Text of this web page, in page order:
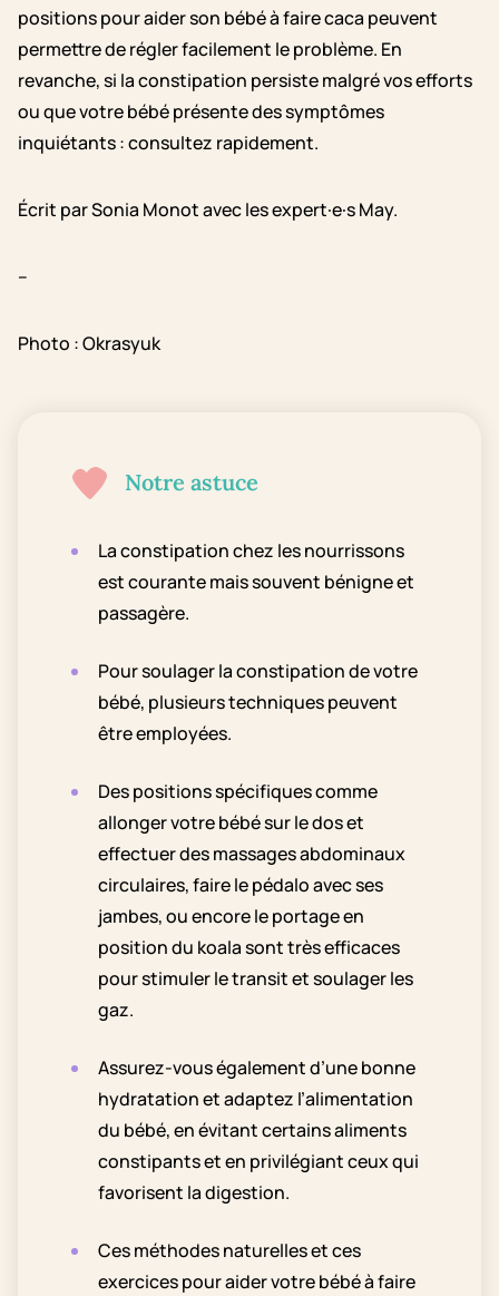
positions pour aider son bébé à faire caca peuvent
permettre de régler facilement le problème. En
revanche, si la constipation persiste malgré vos efforts
ou que votre bébé présente des symptômes
inquiétants : consultez rapidement.
Écrit par Sonia Monot avec les expert·e·s May.
–
Photo : Okrasyuk
Notre astuce
La constipation chez les nourrissons
est courante mais souvent bénigne et
passagère.
Pour soulager la constipation de votre
bébé, plusieurs techniques peuvent
être employées.
Des positions spécifiques comme
allonger votre bébé sur le dos et
effectuer des massages abdominaux
circulaires, faire le pédalo avec ses
jambes, ou encore le portage en
position du koala sont très efficaces
pour stimuler le transit et soulager les
gaz.
Assurez-vous également d’une bonne
hydratation et adaptez l’alimentation
du bébé, en évitant certains aliments
constipants et en privilégiant ceux qui
favorisent la digestion.
Ces méthodes naturelles et ces
exercices pour aider votre bébé à faire